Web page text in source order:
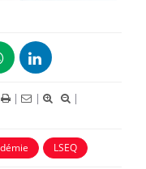
| |
|
LSEQ